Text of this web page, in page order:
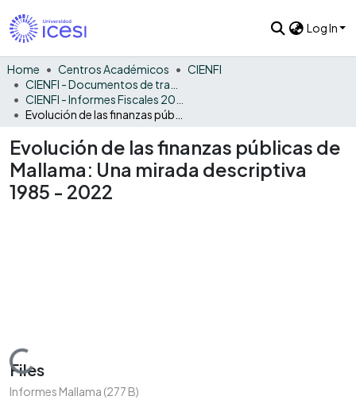
Log In
Home Centros Académicos
CIENFI
Evolución de las finanzas públicas de
Mallama: Una mirada descriptiva
1985 - 2022
Loading...
Files
Informes Mallama (277 B)